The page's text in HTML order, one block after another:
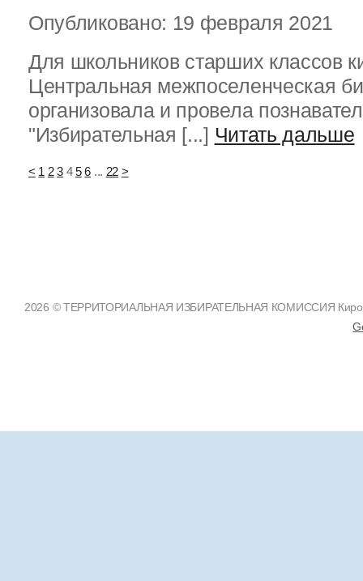
Опубликовано: 19 февраля 2021
Для школьников старших классов
Центральная межпоселенческая
организовала и провела
"Избирательная [...] Читать дальше
< 1 2 3 4 5 6 ... 22 >
2026 © ТЕРРИТОРИАЛЬНАЯ ИЗБИРАТЕЛЬНАЯ КОМИССИЯ